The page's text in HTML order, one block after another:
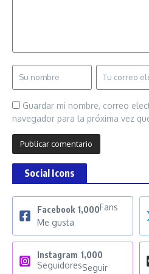
Guardar mi nombre, correo
navegador para la próxima vez
Social Icons
Facebook 1,000Fans
Me gusta
Instagram 1,000
SeguidoresSeguir